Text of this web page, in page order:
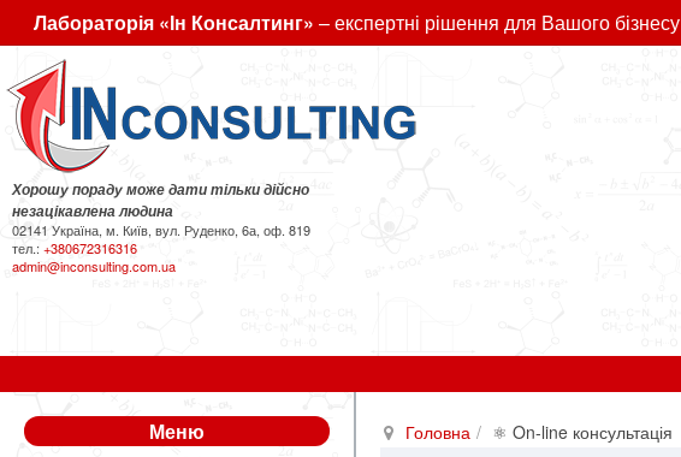
Лабораторія «Ін Консалтинг» – експертні рішення для Вашого бізнесу
Хорошу пораду може дати тільки дійсно
незацікавлена людина
02141 Україна, м. Київ, вул. Руденко, 6а, оф. 819
тел.:+380672316316
admin@inconsulting.com.ua
Головна ⚛ On-line консультація
Меню